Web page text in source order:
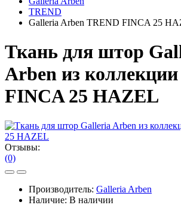
TREND
Galleria Arben TREND FINCA 25
Ткань для штор
Arben из
FINCA 25 HAZEL
Отзывы:
(0)
Производитель: Galleria Arben
Наличие: В наличии